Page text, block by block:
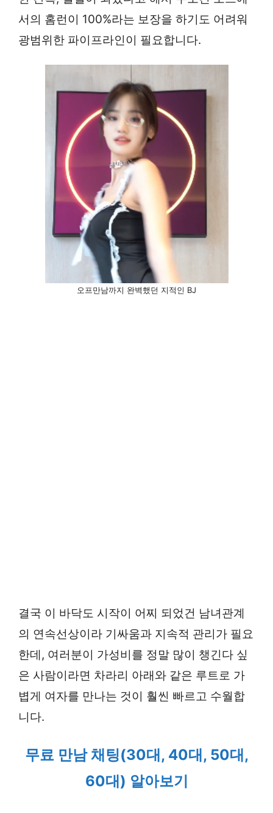
서의 홈런이 100%라는 보장을 하기도 어려워
광범위한 파이프라인이 필요합니다.
오프만남까지 완벽했던 지적인 BJ
결국 이 바닥도 시작이 어찌 되었건 남녀관계
의 연속선상이라 기싸움과 지속적 관리가 필요
한데, 여러분이 가성비를 정말 많이 챙긴다 싶
은 사람이라면 차라리 아래와 같은 루트로 가
볍게 여자를 만나는 것이 훨씬 빠르고 수월합
니다.
무료 만남 채팅(30대, 40대, 50대,
60대) 알아보기